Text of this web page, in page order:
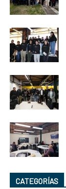
CATEGORÍAS